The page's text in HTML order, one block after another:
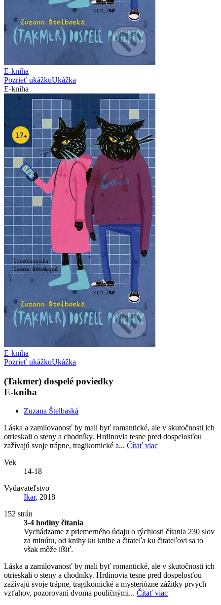
E-kniha
Pozrieť ukážkuUkážka
E-kniha
E-kniha
Pozrieť ukážkuUkážka
(Takmer) dospelé poviedky
E-kniha
Zuzana Štelbaská
Láska a zamilovanosť by mali byť romantické, ale v skutočnosti ich
otrieskali o steny a chodníky. Hrdinovia tesne pred dospelosťou
zažívajú svoje trápne, tragikomické a... Čítať viac
Vek
14-18
Vydavateľstvo
Ikar, 2018
152 strán
3-4 hodiny čítania
Vychádzame z priemerného údaju o rýchlosti čítania 230 slov
za minútu, od knihy ku knihe a čitateľa ku čitateľovi sa to
však môže líšiť.
Láska a zamilovanosť by mali byť romantické, ale v skutočnosti ich
otrieskali o steny a chodníky. Hrdinovia tesne pred dospelosťou
zažívajú svoje trápne, tragikomické a mysteriózne zážitky prvých
vzťahov, pozorovaní dvoma pouličnými... Čítať viac